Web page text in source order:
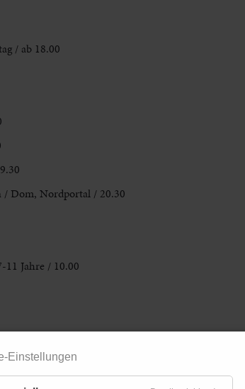
/ ab 18.00
/ Dom, Nordportal / 20.30
Jahre / 10.00
Einstellungen